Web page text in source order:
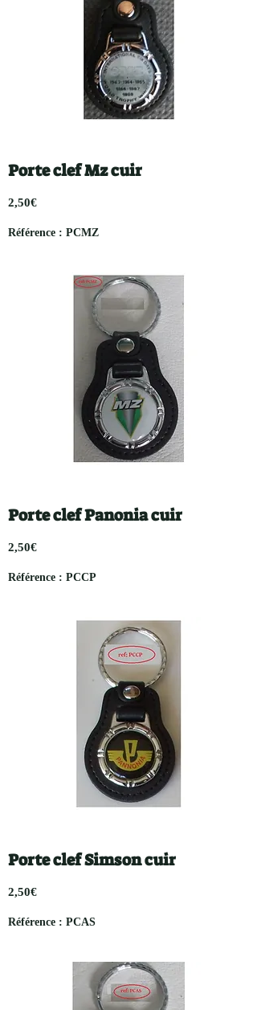
Porte clef Mz cuir
2,50€
Référence : PCMZ
Porte clef Panonia cuir
2,50€
Référence : PCCP
Porte clef Simson cuir
2,50€
Référence : PCAS